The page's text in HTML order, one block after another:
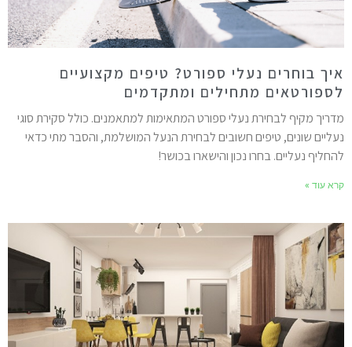
בוחרים נעלי ספורט? טיפים מקצועיים
מתחילים ומתקדמים
מקיף לבחירת נעלי ספורט המתאימות למתאמנים. כולל סקירת סוגי
שונים, טיפים חשובים לבחירת הנעל המושלמת, והסבר מתי כדאי
נעליים. בחרו נכון והישארו בכושר!
עוד »